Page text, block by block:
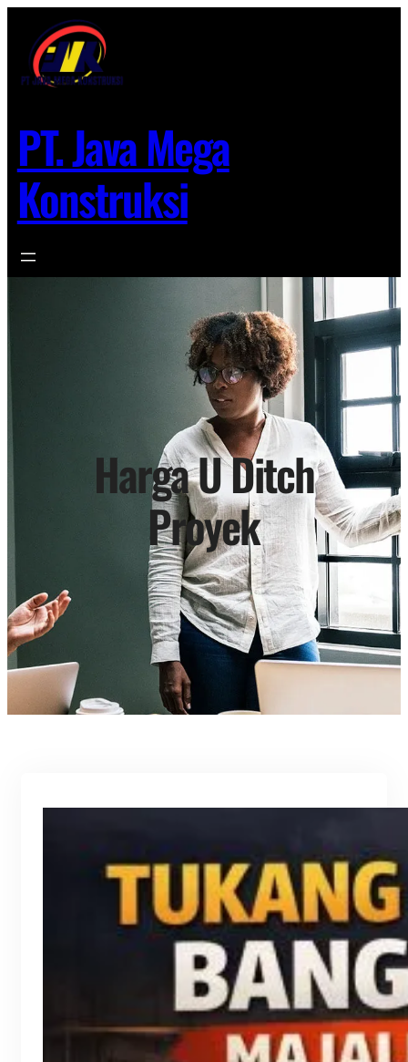
konten
PT. Java Mega
Konstruksi
Harga U Ditch
Proyek